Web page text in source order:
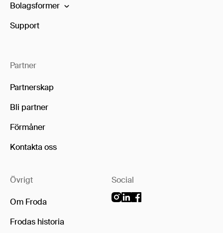
Bolagsformer
Support
Partner
Partnerskap
Bli partner
Förmåner
Kontakta oss
Övrigt
Om Froda
Frodas historia
Social